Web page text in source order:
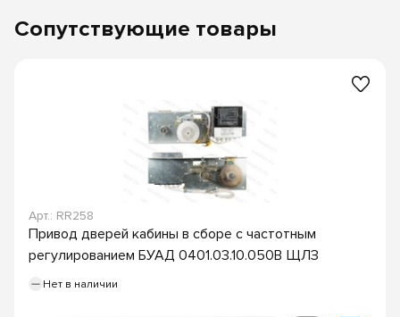
Сопутствующие товары
Арт.: RR258
Привод дверей кабины в сборе с частотным
регулированием БУАД 0401.03.10.050В ЩЛЗ
Нет в наличии